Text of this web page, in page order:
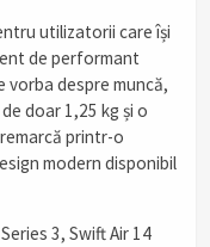
utilizatorii care își
de performant
despre muncă,
doar 1,25 kg și o
printr-o
modern disponibil
3, Swift Air 14